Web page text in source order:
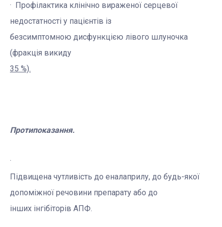
· Профілактика клінічно вираженої серцевої
недостатності у пацієнтів із
безсимптомною дисфункцією лівого шлуночка
(фракція викиду
35 %).
Протипоказання.
·
Підвищена чутливість до еналаприлу, до будь-якої
допоміжної речовини препарату або до
інших інгібіторів АПФ.